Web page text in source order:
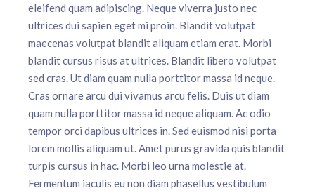
eleifend quam adipiscing. Neque viverra justo nec
ultrices dui sapien eget mi proin. Blandit volutpat
maecenas volutpat blandit aliquam etiam erat. Morbi
blandit cursus risus at ultrices. Blandit libero volutpat
sed cras. Ut diam quam nulla porttitor massa id neque.
Cras ornare arcu dui vivamus arcu felis. Duis ut diam
quam nulla porttitor massa id neque aliquam. Ac odio
tempor orci dapibus ultrices in. Sed euismod nisi porta
lorem mollis aliquam ut. Amet purus gravida quis blandit
turpis cursus in hac. Morbi leo urna molestie at.
Fermentum iaculis eu non diam phasellus vestibulum